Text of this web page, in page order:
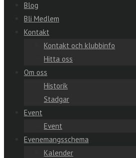
Blog
Bli Medlem
Kontakt
Kontakt och klubbinfo
Hitta oss
Om oss
Historik
Stadgar
Event
Event
Evenemangsschema
Kalender